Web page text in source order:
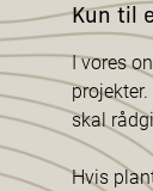
Kun til
I vores
skal
Hvis